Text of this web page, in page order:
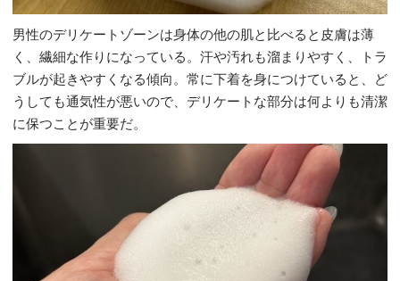
男性のデリケートゾーンは身体の他の肌と比べると皮膚は薄
く、繊細な作りになっている。汗や汚れも溜まりやすく、トラ
ブルが起きやすくなる傾向。常に下着を身につけていると、ど
うしても通気性が悪いので、デリケートな部分は何よりも清潔
に保つことが重要だ。